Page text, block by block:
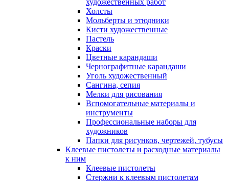
художественных работ
Холсты
Мольберты и этюдники
Кисти художественные
Пастель
Краски
Цветные карандаши
Чернографитные карандаши
Уголь художественный
Сангина, сепия
Мелки для рисования
Вспомогательные материалы и
инструменты
Профессиональные наборы для
художников
Папки для рисунков, чертежей, тубусы
Клеевые пистолеты и расходные материалы
к ним
Клеевые пистолеты
Стержни к клеевым пистолетам